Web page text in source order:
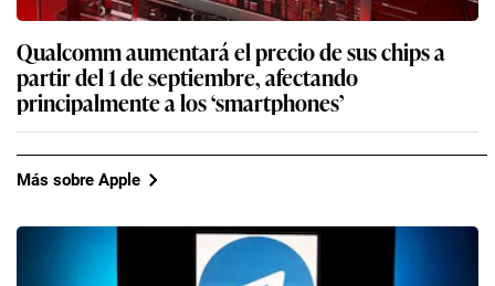
Qualcomm aumentará el precio de sus chips a
partir del 1 de septiembre, afectando
principalmente a los ‘smartphones’
Más sobre Apple